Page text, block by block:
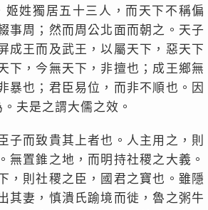
姓獨居五十三人，而天下不稱偏
事周；然而周公北面而朝之。天子
成王而及武王，以屬天下，惡天下
下，今無天下，非擅也；成王鄉無
暴也；君臣易位，而非不順也。因
夫是之謂大儒之效。
而致貴其上者也。人主用之，則
置錐之地，而明持社稷之大義。
，則社稷之臣，國君之寶也。雖隱
其妻，慎潰氏踰境而徙，魯之粥牛